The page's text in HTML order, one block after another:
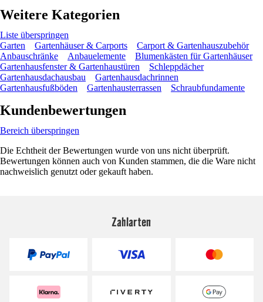
Weitere Kategorien
Liste überspringen
Garten
Gartenhäuser & Carports
Carport & Gartenhauszubehör
Anbauschränke
Anbauelemente
Blumenkästen für Gartenhäuser
Gartenhausfenster & Gartenhaustüren
Schleppdächer
Gartenhausdachausbau
Gartenhausdachrinnen
Gartenhausfußböden
Gartenhausterrassen Schraubfundamente
Kundenbewertungen
Bereich überspringen
Die Echtheit der Bewertungen wurde von uns nicht überprüft.
Bewertungen können auch von Kunden stammen, die die Ware nicht
nachweislich genutzt oder gekauft haben.
Zahlarten